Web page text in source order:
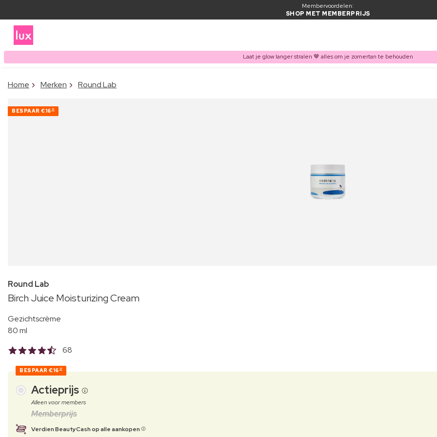
Membervoordelen:
SHOP MET MEMBERPRIJS
Laat je glow langer stralen 🤎 alles om je zomertan te behouden
Home Merken Round Lab
BESPAAR €16 31
Round Lab
Birch Juice Moisturizing Cream
Gezichtscrème
80 ml
68
BESPAAR €16 31
Actieprijs
Alleen voor members
Memberprijs
Verdien BeautyCash op alle aankopen